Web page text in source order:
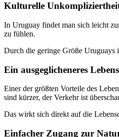
Kulturelle
In Uruguay findet man sich leicht
zu fühlen.
Durch die geringe Größe Uruguays
Ein ausgeglicheneres
Einer der größten Vorteile des
sind kürzer, der Verkehr ist
Das wirkt sich direkt auf die
Einfacher Zugang zur